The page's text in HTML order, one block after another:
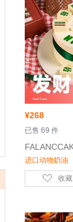
¥268
已售 69 件
进口动物奶油
收藏